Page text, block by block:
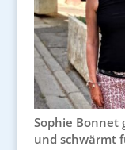
Sophie Bonnet
und schwärmt